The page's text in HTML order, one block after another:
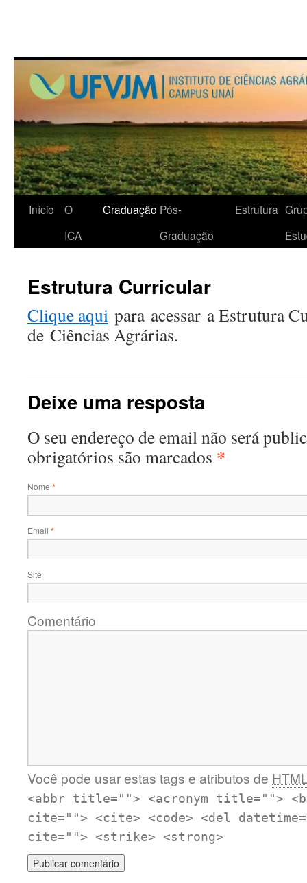
Início
O
ICA
Graduação Pós-
Graduação
Estrutura
Estrutura Curricular
Clique aqui para acessar a Estrutura
de Ciências Agrárias.
Deixe uma resposta
O seu endereço de email não será
obrigatórios são marcados *
Nome *
Email *
Site
Comentário
Você pode usar estas tags e atributos de
<abbr title=""> <acronym title="">
cite=""> <cite> <code> <del
cite=""> <strike> <strong>